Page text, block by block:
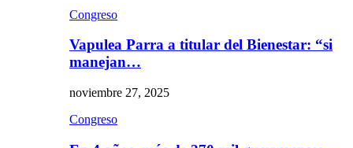
Congreso
Vapulea Parra a titular del Bienestar: “si
manejan…
noviembre 27, 2025
Congreso